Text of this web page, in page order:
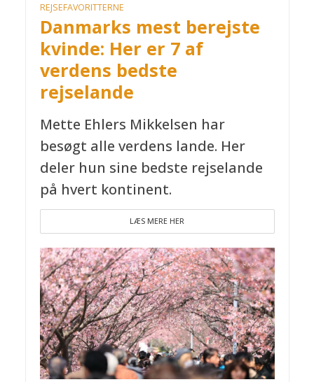
REJSEFAVORITTERNE
Danmarks mest berejste
kvinde: Her er 7 af
verdens bedste
rejselande
Mette Ehlers Mikkelsen har
besøgt alle verdens lande. Her
deler hun sine bedste rejselande
på hvert kontinent.
LÆS MERE HER